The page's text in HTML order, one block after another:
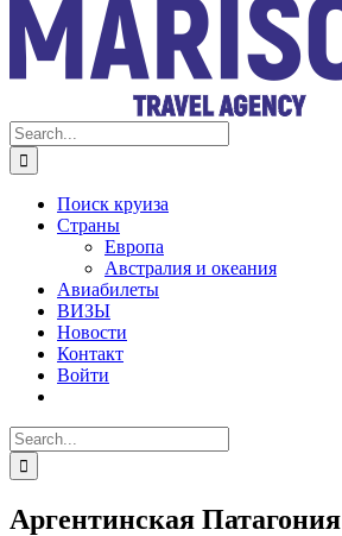
Search
for:
Поиск круиза
Страны
Европа
Австралия и океания
Авиабилеты
ВИЗЫ
Новости
Контакт
Войти
Search
for:
Аргентинская Патагония